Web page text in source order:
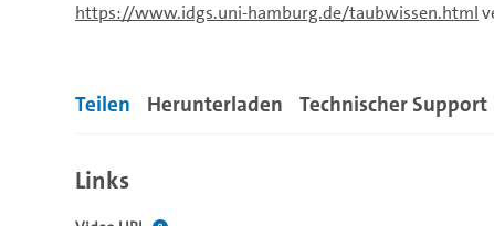
https://www.idgs.uni-hamburg.de/taubwissen.html
Teilen Herunterladen Technischer Support
Links